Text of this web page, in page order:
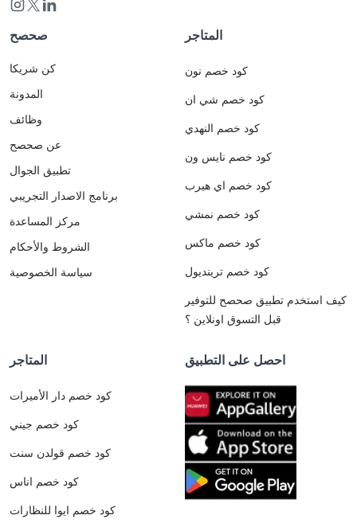
صحصح
كن شريكا
المدونة
وظائف
عن صحصح
تطبيق الجوال
برنامج الاصدار التجريبي
مركز المساعدة
الشروط والأحكام
سياسة الخصوصية
المتاجر
كود خصم نون
كود خصم شي ان
كود خصم النهدي
كود خصم نايس ون
كود خصم اي هيرب
كود خصم نمشي
كود خصم ماكس
كود خصم ترينديول
كيف استخدم تطبيق صحصح للتوفير
قبل التسوق اونلاين ؟
المتاجر
كود خصم دار الأميرات
كود خصم جيني
كود خصم قولدن سنت
كود خصم اناس
كود خصم ايوا للنظارات
احصل على التطبيق